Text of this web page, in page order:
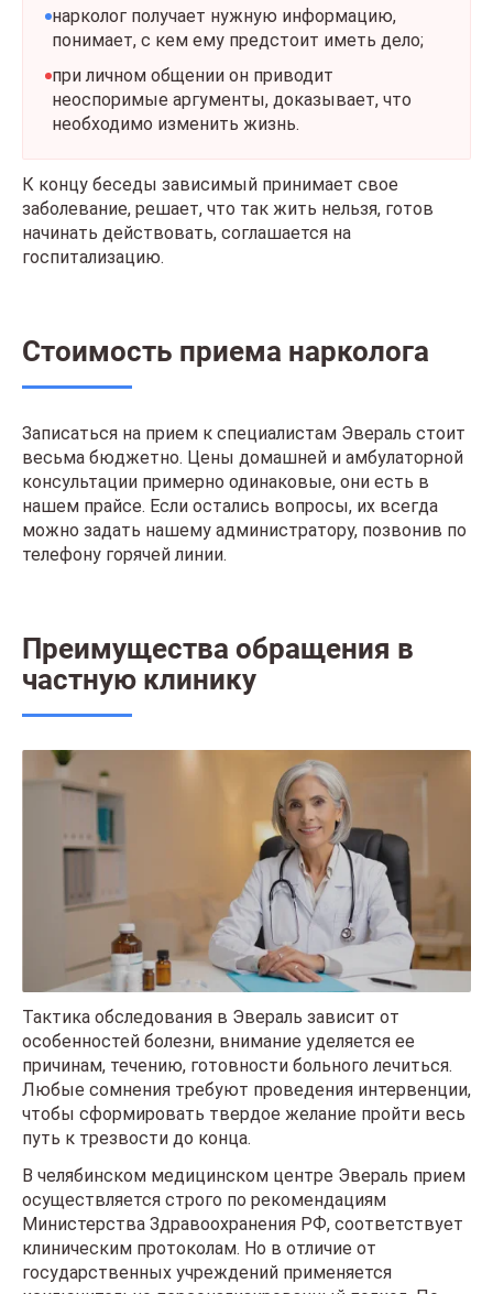
нарколог получает нужную информацию,
понимает, с кем ему предстоит иметь дело;
при личном общении он приводит
неоспоримые аргументы, доказывает, что
необходимо изменить жизнь.
К концу беседы зависимый принимает свое
заболевание, решает, что так жить нельзя, готов
начинать действовать, соглашается на
госпитализацию.
Стоимость приема нарколога
Записаться на прием к специалистам Эвераль стоит
весьма бюджетно. Цены домашней и амбулаторной
консультации примерно одинаковые, они есть в
нашем прайсе. Если остались вопросы, их всегда
можно задать нашему администратору, позвонив по
телефону горячей линии.
Преимущества обращения в
частную клинику
Тактика обследования в Эвераль зависит от
особенностей болезни, внимание уделяется ее
причинам, течению, готовности больного лечиться.
Любые сомнения требуют проведения интервенции,
чтобы сформировать твердое желание пройти весь
путь к трезвости до конца.
В челябинском медицинском центре Эвераль прием
осуществляется строго по рекомендациям
Министерства Здравоохранения РФ, соответствует
клиническим протоколам. Но в отличие от
государственных учреждений применяется